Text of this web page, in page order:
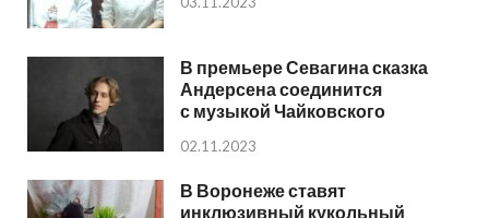
В премьере Севагина сказка
Андерсена соединится
с музыкой Чайковского
02.11.2023
В Воронеже ставят
инклюзивный кукольный